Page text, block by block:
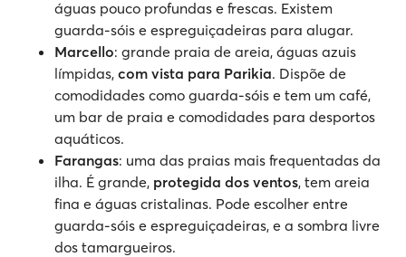
águas pouco profundas e frescas. Existem
guarda-sóis e espreguiçadeiras para alugar.
Marcello: grande praia de areia, águas azuis
límpidas, com vista para Parikia. Dispõe de
comodidades como guarda-sóis e tem um café,
um bar de praia e comodidades para desportos
aquáticos.
Farangas: uma das praias mais frequentadas da
ilha. É grande, protegida dos ventos, tem areia
fina e águas cristalinas. Pode escolher entre
guarda-sóis e espreguiçadeiras, e a sombra livre
dos tamargueiros.